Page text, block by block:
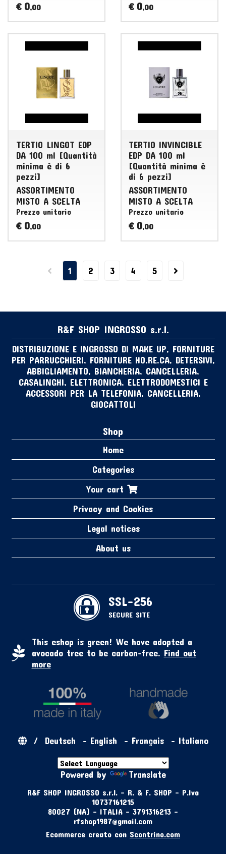
€ 0,00 € 0,00
TERTIO LINGOT EDP
DA 100 ml [Quantità
minima è di 6
pezzi]
ASSORTIMENTO
MISTO A SCELTA
Prezzo unitario
€ 0,00
TERTIO INVINCIBLE
EDP DA 100 ml
[Quantità minima è
di 6 pezzi]
ASSORTIMENTO
MISTO A SCELTA
Prezzo unitario
€ 0,00
1 2 3 4 5
R&F SHOP INGROSSO s.r.l.
DISTRIBUZIONE E INGROSSO DI MAKE UP, FORNITURE
PER PARRUCCHIERI, FORNITURE HO.RE.CA, DETERSIVI,
ABBIGLIAMENTO, BIANCHERIA, CANCELLERIA,
CASALINGHI, ELETTRONICA, ELETTRODOMESTICI E
ACCESSORI PER LA TELEFONIA, CANCELLERIA,
GIOCATTOLI
Shop
Home
Categories
Your cart
Privacy and Cookies
Legal notices
About us
SSL-256
SECURE SITE
This eshop is green! We have adopted a
avocado tree to be carbon-free. Find out
more
/ Deutsch - English - Français- Italiano
Powered by Translate
R&F SHOP INGROSSO s.r.l. - R. & F. SHOP - P.Iva
10737161215
80027 (NA) - ITALIA - 3791316213 -
rfshop1987@gmail.com
Ecommerce creato con Scontrino.com